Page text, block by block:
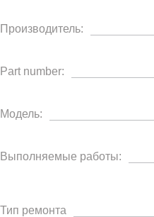
Производитель:
Part number:
Модель:
Выполняемые работы:
Тип ремонта